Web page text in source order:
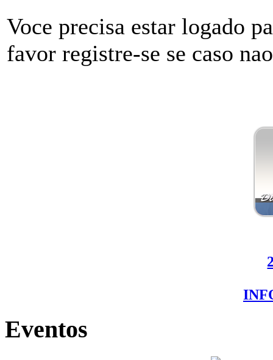
Voce precisa estar logado
favor registre-se se caso
Eventos